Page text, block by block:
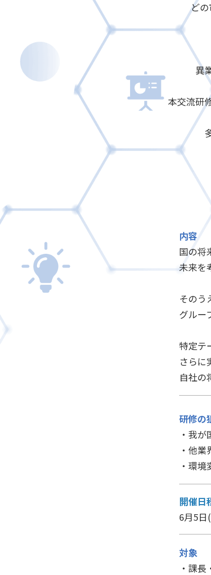
ど
異
本交流研
内容
国の将
未来を
そのう
グルー
特定テ
さらに
自社の
研修の
・我
・他
・環
開催日
6月5日
対象
・課